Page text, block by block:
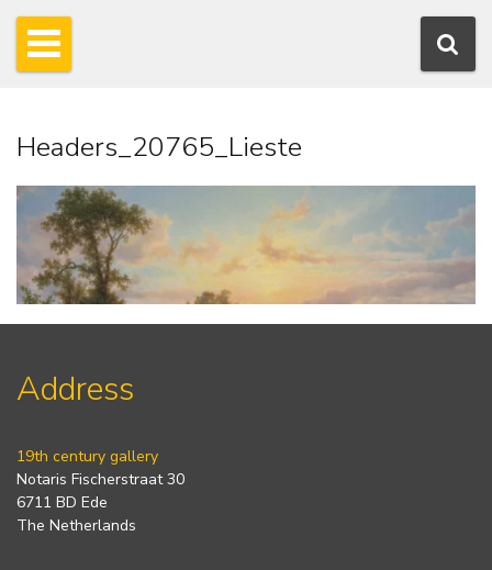
Headers_20765_Lieste
Address
19th century gallery
Notaris Fischerstraat 30
6711 BD Ede
The Netherlands